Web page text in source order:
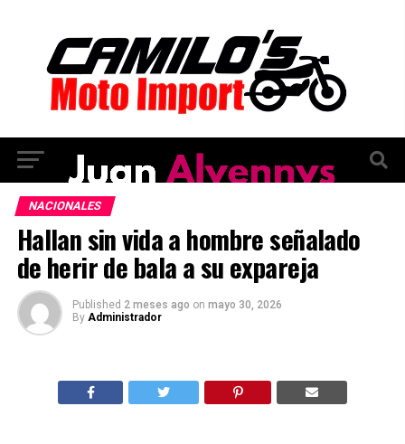
NACIONALES
Hallan sin vida a hombre señalado
de herir de bala a su expareja
Published 2 meses ago on mayo 30, 2026
By Administrador